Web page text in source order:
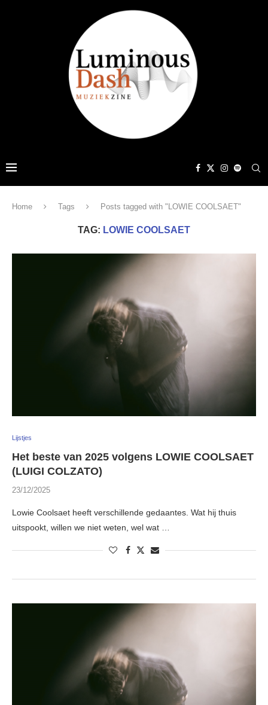
Home Tags Posts tagged with "LOWIE COOLSAET"
TAG: LOWIE COOLSAET
Lijstjes
Het beste van 2025 volgens LOWIE COOLSAET
(LUIGI COLZATO)
23/12/2025
Lowie Coolsaet heeft verschillende gedaantes. Wat hij thuis
uitspookt, willen we niet weten, wel wat …